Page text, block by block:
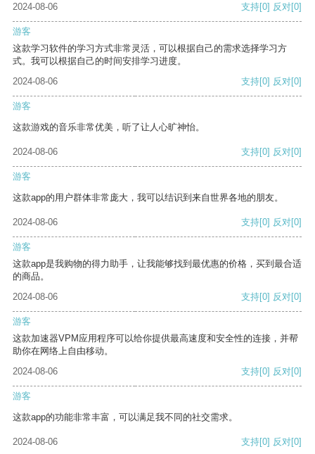
2024-08-06 支持[0] 反对[0]
游客
这款学习软件的学习方式非常灵活，可以根据自己的需求选择学习方
式。我可以根据自己的时间安排学习进度。
2024-08-06
支持[0] 反对[0]
游客
这款游戏的音乐非常优美，听了让人心旷神怡。
2024-08-06 支持[0] 反对[0]
游客
这款app的用户群体非常庞大，我可以结识到来自世界各地的朋友。
2024-08-06 支持[0] 反对[0]
游客
这款app是我购物的得力助手，让我能够找到最优惠的价格，买到最合适
的商品。
2024-08-06
支持[0] 反对[0]
游客
这款加速器VPM应用程序可以给你提供最高速度和安全性的连接，并帮
助你在网络上自由移动。
2024-08-06
支持[0] 反对[0]
游客
这款app的功能非常丰富，可以满足我不同的社交需求。
2024-08-06 支持[0] 反对[0]